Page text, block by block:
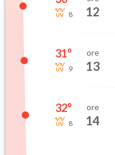
8 12
31°
9
ore
13
32°
8
ore
14